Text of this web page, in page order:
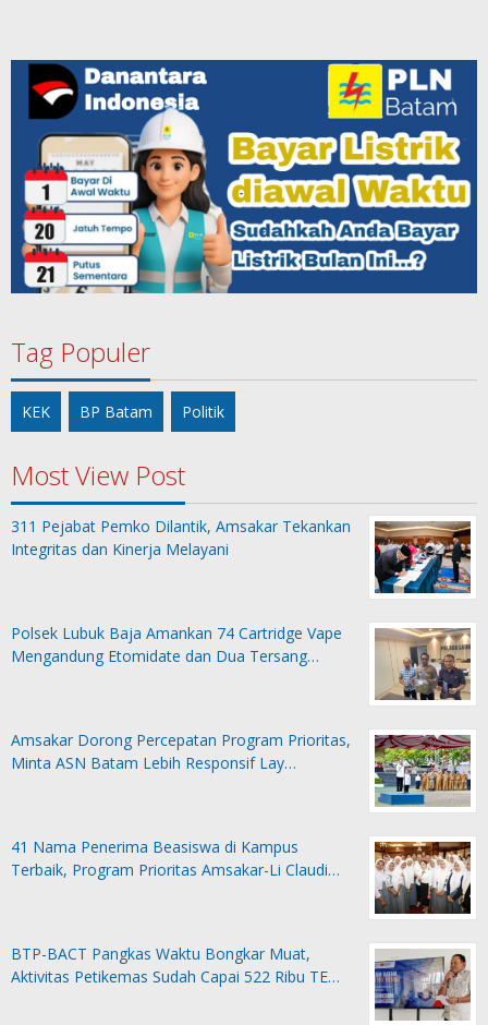
Tag Populer
KEK BP Batam Politik
Most View Post
311 Pejabat Pemko Dilantik, Amsakar Tekankan
Integritas dan Kinerja Melayani
Polsek Lubuk Baja Amankan 74 Cartridge Vape
Mengandung Etomidate dan Dua Tersang…
Amsakar Dorong Percepatan Program Prioritas,
Minta ASN Batam Lebih Responsif Lay…
41 Nama Penerima Beasiswa di Kampus
Terbaik, Program Prioritas Amsakar-Li Claudi…
BTP-BACT Pangkas Waktu Bongkar Muat,
Aktivitas Petikemas Sudah Capai 522 Ribu TE…